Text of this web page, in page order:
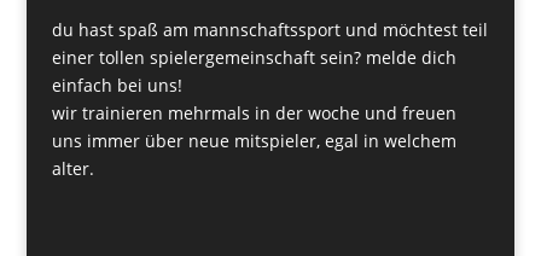
du hast spaß am mannschaftssport und möchtest teil
einer tollen spielergemeinschaft sein? melde dich
einfach bei uns!
wir trainieren mehrmals in der woche und freuen
uns immer über neue mitspieler, egal in welchem
alter.